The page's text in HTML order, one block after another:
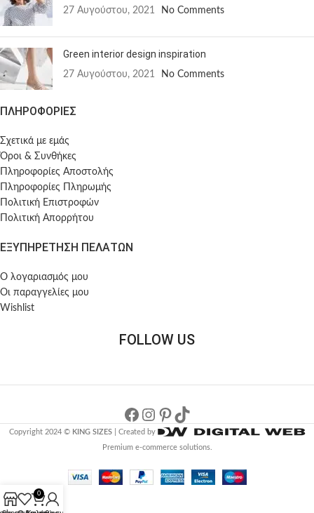
27 Αυγούστου, 2021 No Comments
Green interior design inspiration
27 Αυγούστου, 2021 No Comments
ΠΛΗΡΟΦΟΡΙΕΣ
Σχετικά με εμάς
Όροι & Συνθήκες
Πληροφορίες Αποστολής
Πληροφορίες Πληρωμής
Πολιτική Επιστροφών
Πολιτική Απορρήτου
ΕΞΥΠΗΡΕΤΗΣΗ ΠΕΛΑΤΩΝ
Ο λογαριασμός μου
Οι παραγγελίες μου
Wishlist
FOLLOW US
Copyright 2024 © KING SIZES| Created by
Premium e-commerce solutions.
0